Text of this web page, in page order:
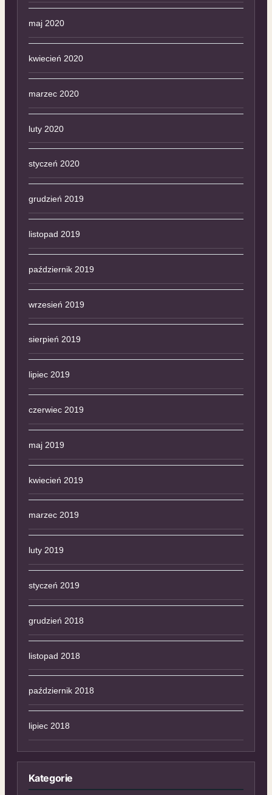
maj 2020
kwiecień 2020
marzec 2020
luty 2020
styczeń 2020
grudzień 2019
listopad 2019
październik 2019
wrzesień 2019
sierpień 2019
lipiec 2019
czerwiec 2019
maj 2019
kwiecień 2019
marzec 2019
luty 2019
styczeń 2019
grudzień 2018
listopad 2018
październik 2018
lipiec 2018
Kategorie